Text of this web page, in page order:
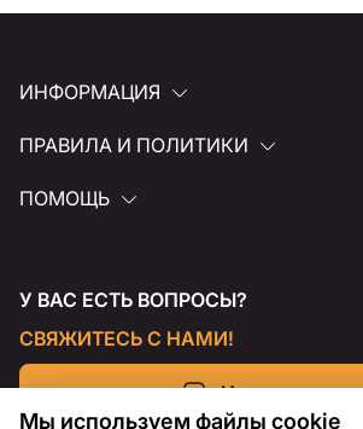
ИНФОРМАЦИЯ
ПРАВИЛА И ПОЛИТИКИ
ПОМОЩЬ
У ВАС ЕСТЬ ВОПРОСЫ?
СВЯЖИТЕСЬ С НАМИ!
Напишите нам
Мы используем файлы cookie